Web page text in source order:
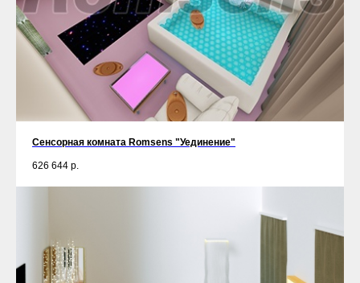
Сенсорная комната Romsens "Уединение"
626 644 р.